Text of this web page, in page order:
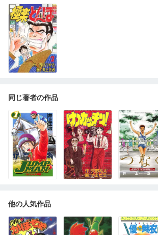
同じ著者の作品
他の人気作品